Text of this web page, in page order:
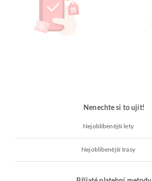
Nenechte si to ujít!
Nejoblíbenější lety
Nejoblíbenější trasy